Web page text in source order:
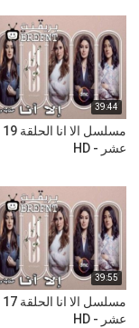
39:44
عشر - HD
39:55
عشر - HD